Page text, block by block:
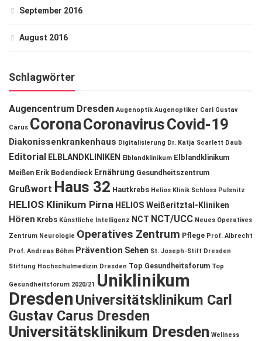
September 2016
August 2016
Schlagwörter
Augencentrum Dresden Augenoptik Augenoptiker Carl Gustav
Carus CoronaCoronavirusCovid-19
Diakonissenkrankenhaus Digitalisierung Dr. Katja Scarlett Daub
Editorial ELBLANDKLINIKEN Elblandklinikum Elblandklinikum
Meißen Erik Bodendieck Ernährung Gesundheitszentrum
Grußwort Haus 32 Hautkrebs Helios Klinik Schloss Pulsnitz
HELIOS Klinikum Pirna HELIOS Weißeritztal-Kliniken
Hören Krebs Künstliche Intelligenz NCT NCT/UCC Neues Operatives
Zentrum Neurologie Operatives Zentrum Pflege Prof. Albrecht
Prof. Andreas Böhm Prävention Sehen St. Joseph-Stift Dresden
Stiftung Hochschulmedizin Dresden Top Gesundheitsforum Top
Gesundheitsforum 2020/21 Uniklinikum
DresdenUniversitätsklinikum Carl
Gustav Carus Dresden
Universitätsklinikum Dresden Wellness